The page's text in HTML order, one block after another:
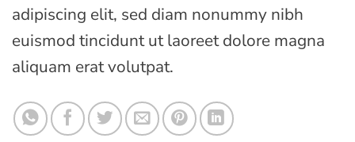
adipiscing elit, sed diam nonummy nibh
euismod tincidunt ut laoreet dolore magna
aliquam erat volutpat.